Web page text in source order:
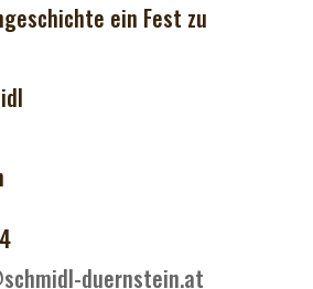
ein Fest zu
duernstein.at